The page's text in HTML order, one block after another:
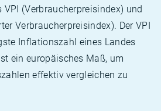
(Verbraucherpreisindex) und
Verbraucherpreisindex). Der VPI
Inflationszahl eines Landes
ein europäisches Maß, um
effektiv vergleichen zu